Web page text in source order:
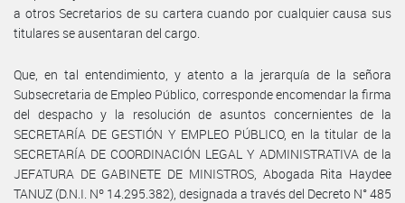
a otros Secretarios de su cartera cuando por cualquier causa sus
titulares se ausentaran del cargo.
Que, en tal entendimiento, y atento a la jerarquía de la señora
Subsecretaria de Empleo Público, corresponde encomendar la firma
del despacho y la resolución de asuntos concernientes de la
SECRETARÍA DE GESTIÓN Y EMPLEO PÚBLICO, en la titular de la
SECRETARÍA DE COORDINACIÓN LEGAL Y ADMINISTRATIVA de la
JEFATURA DE GABINETE DE MINISTROS, Abogada Rita Haydee
TANUZ (D.N.I. Nº 14.295.382), designada a través del Decreto N° 485